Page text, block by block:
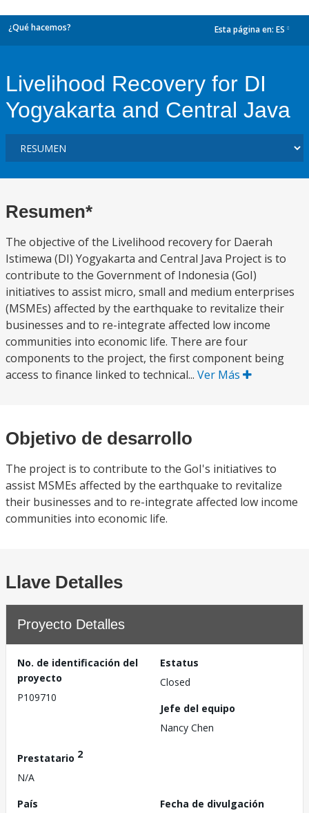
¿Qué hacemos? Esta página en: ES
Livelihood Recovery for DI
Yogyakarta and Central Java
Resumen*
The objective of the Livelihood recovery for Daerah
Istimewa (DI) Yogyakarta and Central Java Project is to
contribute to the Government of Indonesia (GoI)
initiatives to assist micro, small and medium enterprises
(MSMEs) affected by the earthquake to revitalize their
businesses and to re-integrate affected low income
communities into economic life. There are four
components to the project, the first component being
access to finance linked to technical... Ver Más
Objetivo de desarrollo
The project is to contribute to the GoI's initiatives to
assist MSMEs affected by the earthquake to revitalize
their businesses and to re-integrate affected low income
communities into economic life.
Llave Detalles
Proyecto Detalles
No. de identificación del
proyecto
P109710
Estatus
Closed
Jefe del equipo
Nancy Chen
Prestatario 2
N/A
País
Fecha de divulgación